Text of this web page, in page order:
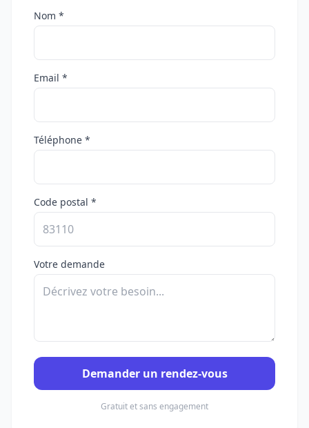
Nom *
Email *
Téléphone *
Code postal *
Votre demande
Demander un rendez-vous
Gratuit et sans engagement